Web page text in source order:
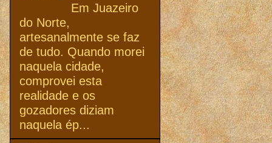
Em Juazeiro
do Norte,
artesanalmente se faz
de tudo. Quando morei
naquela cidade,
comprovei esta
realidade e os
gozadores diziam
naquela ép...